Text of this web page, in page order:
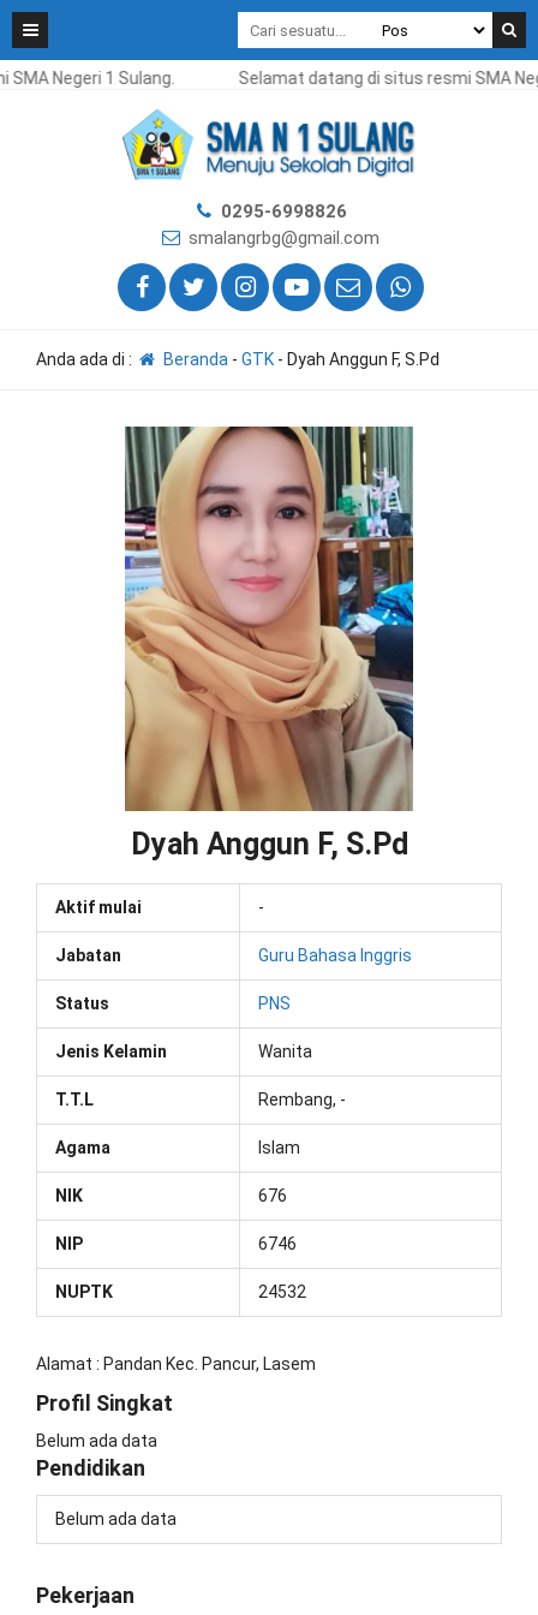
Negeri 1 Sulang. Selamat datang di situs resmi SMA
0295-6998826
smalangrbg@gmail.com
Anda ada di : Beranda - GTK- Dyah Anggun F, S.Pd
Dyah Anggun F, S.Pd
Aktif mulai -
Jabatan Guru Bahasa Inggris
Status PNS
Jenis Kelamin Wanita
T.T.L Rembang, -
Agama Islam
NIK 676
NIP 6746
NUPTK 24532
Alamat : Pandan Kec. Pancur, Lasem
Profil Singkat
Belum ada data
Pendidikan
Belum ada data
Pekerjaan